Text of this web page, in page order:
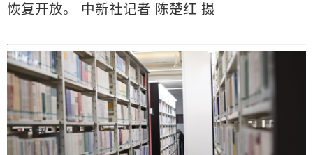
恢复开放。 中新社记者 陈楚红 摄